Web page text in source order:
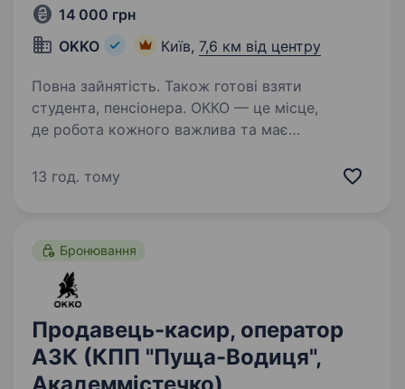
14 000 грн
OKKO
Київ, 7,6 км від центру
Повна зайнятість. Також готові взяти
студента, пенсіонера. ОККО — це місце,
де робота кожного важлива та має
до команди ОККО, формуймо надійний тил
13 год. тому
Бронювання
Продавець-касир, оператор
АЗК (КПП "Пуща-Водиця",